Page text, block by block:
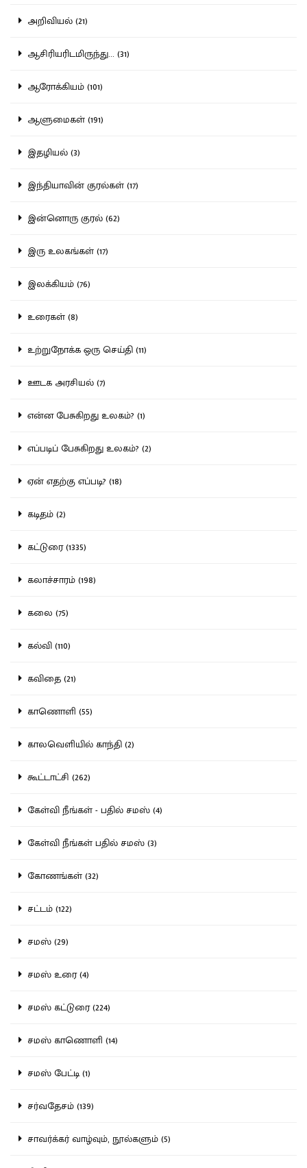
அறிவியல் (21)
ஆசிரியரிடமிருந்து... (31)
ஆரோக்கியம் (101)
ஆளுமைகள் (191)
இதழியல் (3)
இந்தியாவின் குரல்கள் (17)
இன்னொரு குரல் (62)
இரு உலகங்கள் (17)
இலக்கியம் (76)
உரைகள் (8)
உற்றுநோக்க ஒரு செய்தி (11)
ஊடக அரசியல் (7)
என்ன பேசுகிறது உலகம்? (1)
எப்படிப் பேசுகிறது உலகம்? (2)
ஏன் எதற்கு எப்படி? (18)
கடிதம் (2)
கட்டுரை (1335)
கலாச்சாரம் (198)
கலை (75)
கல்வி (110)
கவிதை (21)
காணொளி (55)
காலவெளியில் காந்தி (2)
கூட்டாட்சி (262)
கேள்வி நீங்கள் - பதில் சமஸ் (4)
கேள்வி நீங்கள் பதில் சமஸ் (3)
கோணங்கள் (32)
சட்டம் (122)
சமஸ் (29)
சமஸ் உரை (4)
சமஸ் கட்டுரை (224)
சமஸ் காணொளி (14)
சமஸ் பேட்டி (1)
சர்வதேசம் (139)
சாவர்க்கர் வாழ்வும், நூல்களும் (5)